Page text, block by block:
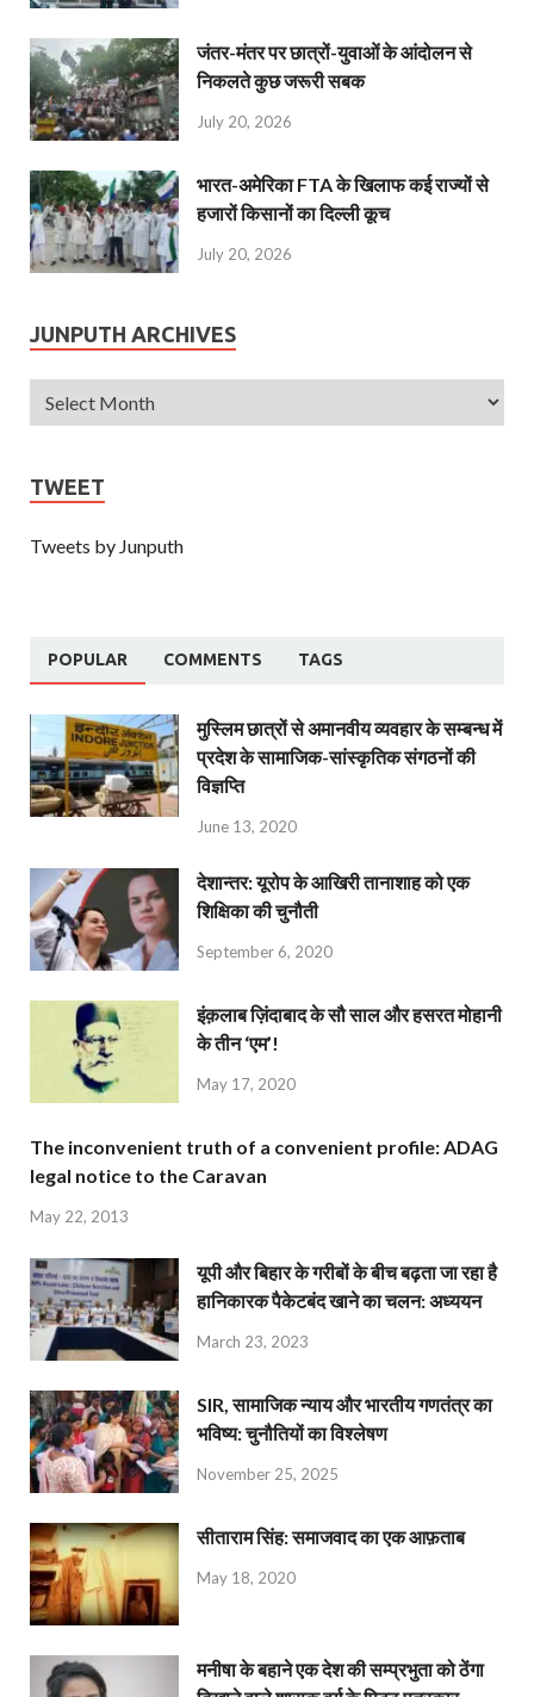
जंतर-मंतर पर छात्रों-युवाओं के आंदोलन से
निकलते कुछ जरूरी सबक
July 20, 2026
भारत-अमेरिका FTA के खिलाफ कई राज्यों से
हजारों किसानों का दिल्ली कूच
July 20, 2026
JUNPUTH ARCHIVES
TWEET
Tweets by Junputh
POPULAR COMMENTS TAGS
मुस्लिम छात्रों से अमानवीय व्यवहार के सम्बन्ध में
प्रदेश के सामाजिक-सांस्कृतिक संगठनों की
विज्ञप्ति
June 13, 2020
देशान्‍तर: यूरोप के आखिरी तानाशाह को एक
शिक्षिका की चुनौती
September 6, 2020
इंक़लाब ज़िंदाबाद के सौ साल और हसरत मोहानी
के तीन ‘एम’!
May 17, 2020
The inconvenient truth of a convenient profile: ADAG
legal notice to the Caravan
May 22, 2013
यूपी और बिहार के गरीबों के बीच बढ़ता जा रहा है
हानिकारक पैकेटबंद खाने का चलन: अध्ययन
March 23, 2023
SIR, सामाजिक न्याय और भारतीय गणतंत्र का
भविष्य: चुनौतियों का विश्लेषण
November 25, 2025
सीताराम सिंह: समाजवाद का एक आफ़ताब
May 18, 2020
मनीषा के बहाने एक देश की सम्प्रभुता को ठेंगा